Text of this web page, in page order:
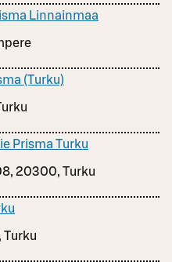
Linnainmaa
(Turku)
Prisma Turku
20300, Turku
Turku